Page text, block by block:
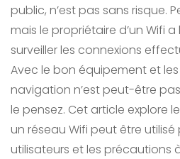
public, n’est pas sans risque.
mais le propriétaire d’un Wifi
surveiller les connexions
Avec le bon équipement et
navigation n’est peut-être
le pensez. Cet article explore
un réseau Wifi peut être
utilisateurs et les précautions